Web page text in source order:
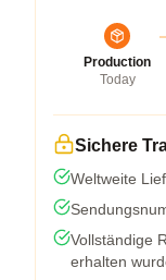
Production
Today
Sichere
Weltweite
Vollständige
erhalten